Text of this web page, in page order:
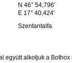
N 46° 54,796'
E 17° 40,424'
Szentantalfa
együtt alkotjuk a